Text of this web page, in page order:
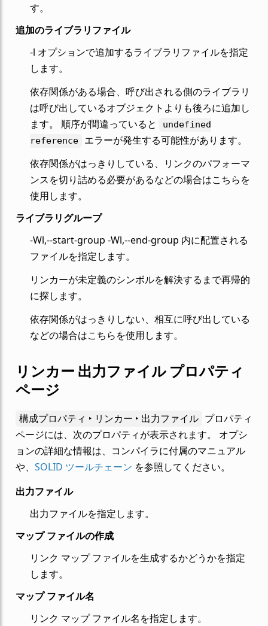
す。
追加のライブラリファイル
-l オプションで追加するライブラリファイルを指定
します。
依存関係がある場合、呼び出される側のライブラリ
は呼び出しているオブジェクトよりも後ろに追加し
ます。 順序が間違っていると
undefined
reference
エラーが発生する可能性があります。
依存関係がはっきりしている、リンクのパフォーマ
ンスを切り詰める必要があるなどの場合はこちらを
使用します。
ライブラリグループ
-Wl,--start-group -Wl,--end-group 内に配置される
ファイルを指定します。
リンカーが未定義のシンボルを解決するまで再帰的
に探します。
依存関係がはっきりしない、相互に呼び出している
などの場合はこちらを使用します。
リンカー 出力ファイル プロパティ
ページ
構成プロパティ ‣ リンカー ‣ 出力ファイル プロパティ
ページには、次のプロパティが表示されます。 オプシ
ョンの詳細な情報は、コンパイラに付属のマニュアル
や、 SOLID ツールチェーン を参照してください。
出力ファイル
出力ファイルを指定します。
マップ ファイルの作成
リンク マップ ファイルを生成するかどうかを指定
します。
マップ ファイル名
リンク マップ ファイル名を指定します。